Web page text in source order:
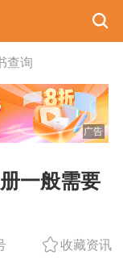
查询
广告
一般需要
收藏资讯